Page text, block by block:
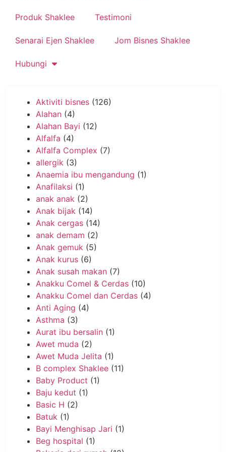
Produk Shaklee Testimoni
Senarai Ejen Shaklee Jom Bisnes Shaklee
Hubungi
Aktiviti bisnes (126)
Alahan (4)
Alahan Bayi (12)
Alfalfa (4)
Alfalfa Complex (7)
allergik (3)
Anaemia ibu mengandung (1)
Anafilaksi (1)
anak anak (2)
Anak bijak (14)
Anak cergas (14)
anak demam (2)
Anak gemuk (5)
Anak kurus (6)
Anak susah makan (7)
Anakku Comel & Cerdas (10)
Anakku Comel dan Cerdas (4)
Anti Aging (4)
Asthma (3)
Aurat ibu bersalin (1)
Awet muda (2)
Awet Muda Jelita (1)
B complex Shaklee (11)
Baby Product (1)
Baju kedut (1)
Basic H (2)
Batuk (1)
Bayi Menghisap Jari (1)
Beg hospital (1)